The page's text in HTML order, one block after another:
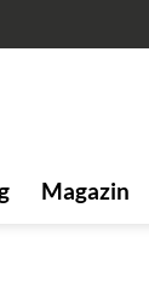
Magazin